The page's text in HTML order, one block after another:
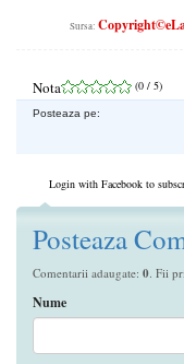
Sursa:
Nota (0 / 5)
Posteaza pe:
Login with Facebook to
Posteaza
Comentarii adaugate: 0. Fii
Nume